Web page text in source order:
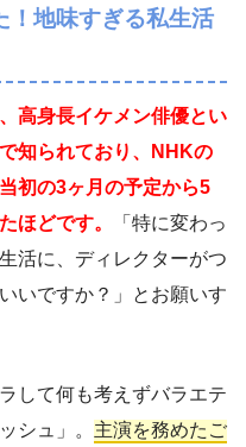
！地味すぎる私生活
高身長イケメン俳優とい
知られており、NHKの
初の3ヶ月の予定から5
ほどです。
「特に変わっ
活に、ディレクターがつ
いですか？」とお願いす
して何も考えずバラエテ
シュ」。 主演を務めたご